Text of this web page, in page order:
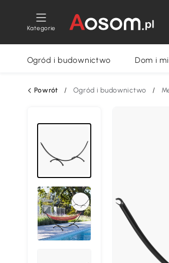
Kategorie
Ogród i budownictwo Dom i
Powrót / Ogród i budownictwo /